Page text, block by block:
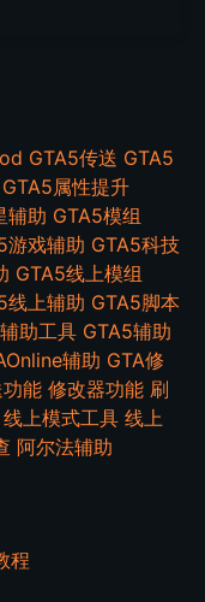
GTA5传送 GTA5
GTA5属性提升
辅助 GTA5模组
游戏辅助 GTA5科技
GTA5线上模组
线上辅助 GTA5脚本
助工具 GTA5辅助
辅助 GTA修
能 修改器功能 刷
线上模式工具 线上
阿尔法辅助
程